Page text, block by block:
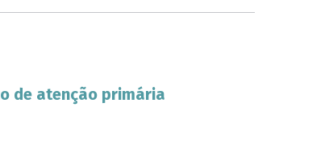
de atenção primária